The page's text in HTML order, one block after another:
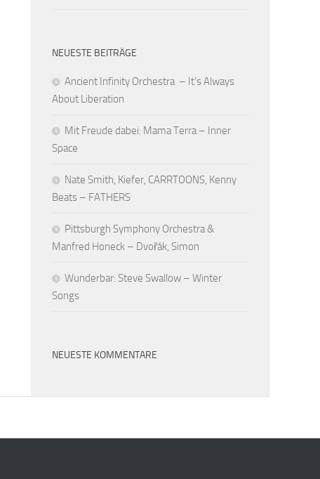
NEUESTE BEITRÄGE
Ancient Infinity Orchestra – It’s Always
About Liberation
Mit Freude dabei: Mama Terra – Inner
Space
Nate Smith, Kiefer, CARRTOONS, Kenny
Beats – FATHERS
Pittsburgh Symphony Orchestra &
Manfred Honeck – Dvořák, Simon
Wunderbar: Steve Swallow – Winter
Songs
NEUESTE KOMMENTARE